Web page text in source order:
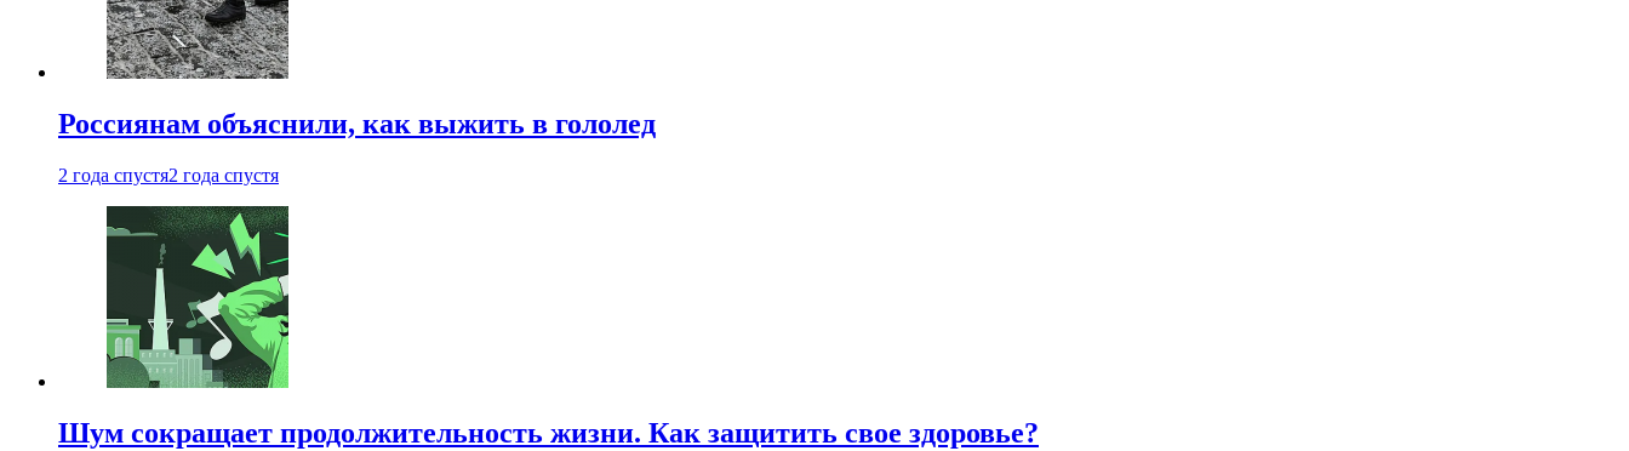
Россиянам объяснили, как выжить в гололед
2 года спустя2 года спустя
Шум сокращает продолжительность жизни. Как защитить свое здоровье?